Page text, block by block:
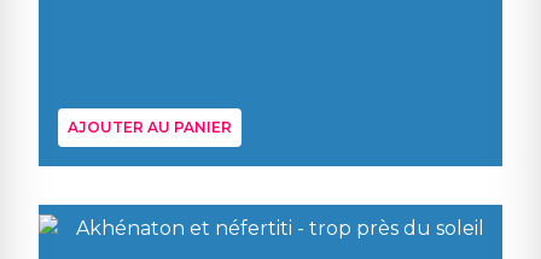
AJOUTER AU PANIER